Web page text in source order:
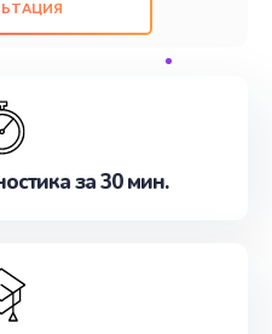
цель - предоставить
записаться на
за 30 мин.